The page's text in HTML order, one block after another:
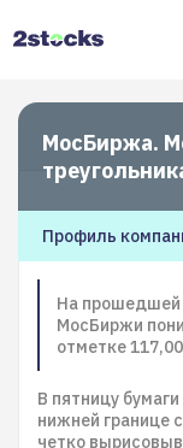
МосБиржа.
Профиль
На прошедшей
МосБиржи
отметке
В пятницу
нижней границе
четко